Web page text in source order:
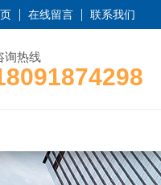
在线留言 联系我们
询热线